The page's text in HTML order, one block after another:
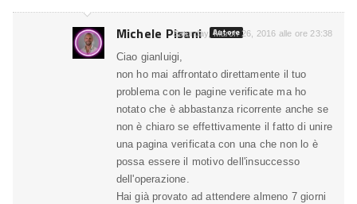
Michele Pisani Autore
Saturday, March 26, 2016 alle ore 23:38
Ciao gianluigi,
non ho mai affrontato direttamente il tuo
problema con le pagine verificate ma ho
notato che è abbastanza ricorrente anche se
non è chiaro se effettivamente il fatto di unire
una pagina verificata con una che non lo è
possa essere il motivo dell'insuccesso
dell'operazione.
Hai già provato ad attendere almeno 7 giorni